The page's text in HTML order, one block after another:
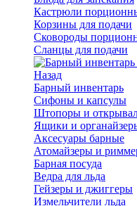
Кастрюли
Корзины для подачи
Сковороды
Сланцы для подачи
Назад
Барный инвентарь
Сифоны и капсулы
Штопоры и
Ящики и
Аксесуары барные
Атомайзеры и
Барная посуда
Ведра для льда
Гейзеры и джиггеры
Измельчители льда